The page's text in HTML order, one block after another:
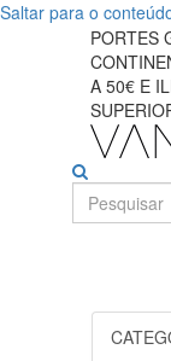
Saltar para o
Encontre
primers
pré-
PORTES
A 50€ E